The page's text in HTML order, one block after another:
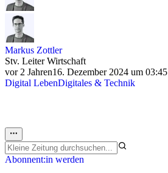
Markus Zottler
Stv. Leiter Wirtschaft
vor 2 Jahren16. Dezember 2024 um 03:45
Digital LebenDigitales & Technik
Abonnent:in werden